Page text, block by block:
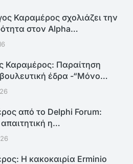
Καραμέρος σχολιάζει την
στον Alpha…
Καραμέρος: Παραίτηση
έδρα -“Μόνο…
από το Delphi Forum:
η…
Η κακοκαιρία Erminio